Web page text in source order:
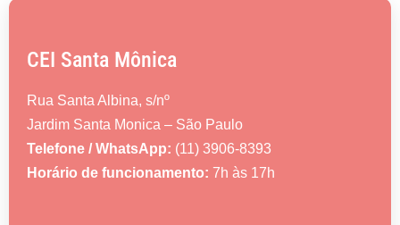
CEI Santa Mônica
Rua Santa Albina, s/nº
Jardim Santa Monica – São Paulo
Telefone / WhatsApp: (11) 3906-8393
Horário de funcionamento: 7h às 17h